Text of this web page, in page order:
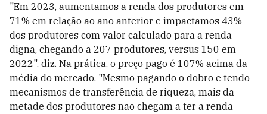
"Em 2023, aumentamos a renda dos produtores em
71% em relação ao ano anterior e impactamos 43%
dos produtores com valor calculado para a renda
digna, chegando a 207 produtores, versus 150 em
2022", diz. Na prática, o preço pago é 107% acima da
média do mercado. "Mesmo pagando o dobro e tendo
mecanismos de transferência de riqueza, mais da
metade dos produtores não chegam a ter a renda